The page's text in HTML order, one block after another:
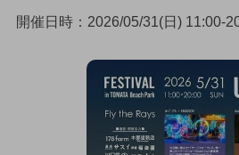
開催日時：2026/05/31(日) 11:00-